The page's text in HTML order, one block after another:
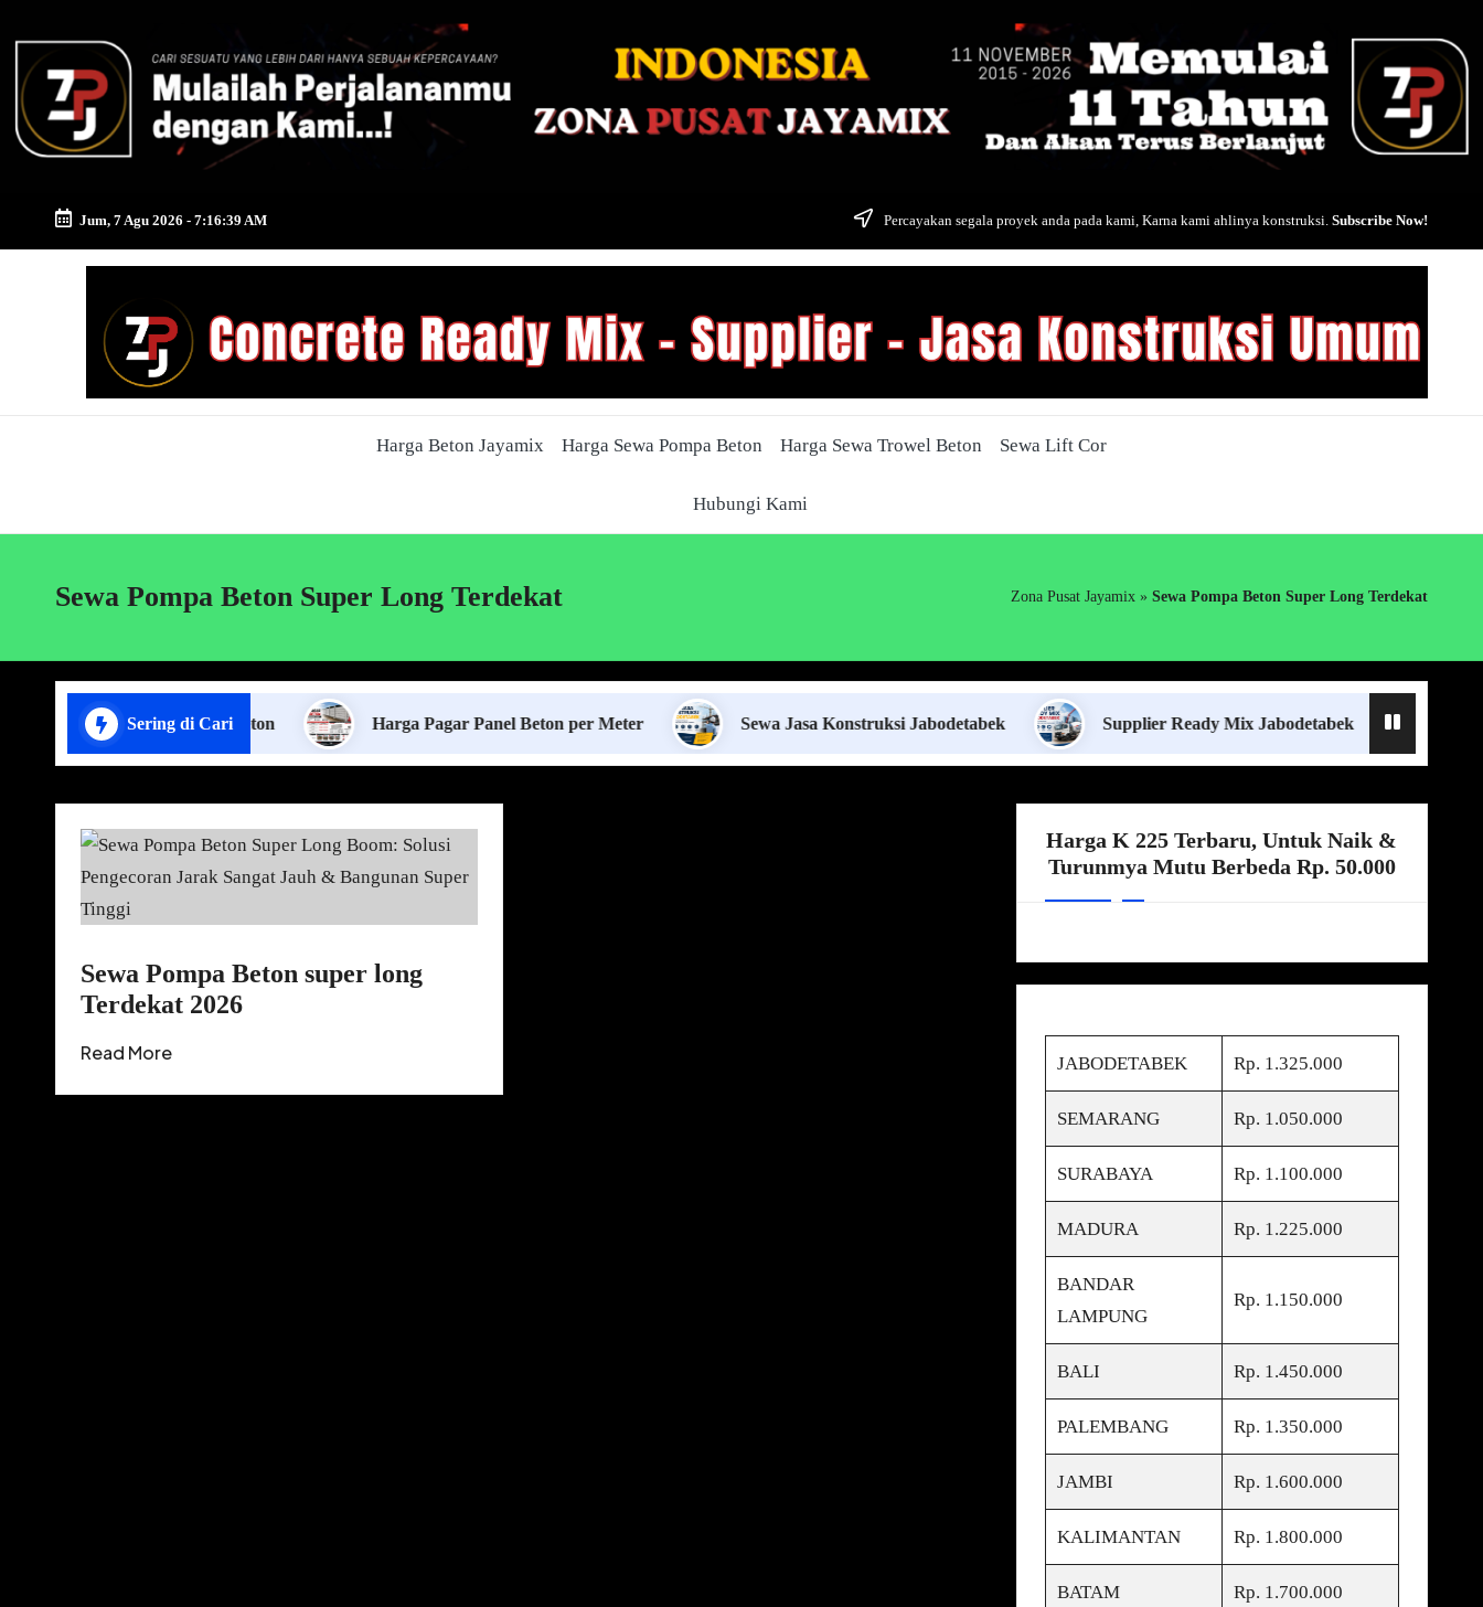
content
Jum, 7 Agu 2026 - 7:16:40 AM Percayakan segala proyek anda pada kami, Karna kami ahlinya konstruksi. Subscribe Now!
Harga Beton Jayamix Harga Sewa Pompa Beton Harga Sewa Trowel Beton Sewa Lift Cor
Hubungi Kami
Sewa Pompa Beton Super Long Terdekat Zona Pusat Jayamix » Sewa Pompa Beton Super Long Terdekat
Sering di Cari
Pagar Panel Beton Harga Pagar Panel Beton per Meter Sewa Jasa Konstruksi Jabodetabek Supplier Ready Mix Jabodetabek
Sewa Pompa Beton super long
Terdekat 2026
Read More
Harga K 225 Terbaru, Untuk Naik &
Turunmya Mutu Berbeda Rp. 50.000
JABODETABEK Rp. 1.325.000
SEMARANG Rp. 1.050.000
SURABAYA Rp. 1.100.000
MADURA Rp. 1.225.000
BANDAR
LAMPUNG
Rp. 1.150.000
BALI Rp. 1.450.000
PALEMBANG Rp. 1.350.000
JAMBI Rp. 1.600.000
KALIMANTAN Rp. 1.800.000
BATAM Rp. 1.700.000